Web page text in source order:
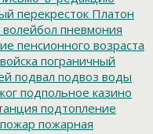
перекресток Платон
пневмония
пенсионного возраста
пограничный
подвал подвоз воды
подпольное казино
подтопление
пожар пожарная